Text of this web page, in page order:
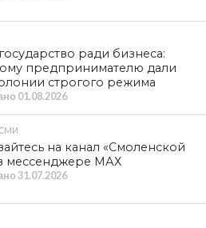
ради бизнеса:
предпринимателю дали
строгого режима
01.08.2026
на канал «Смоленской
мессенджере МАХ
31.07.2026